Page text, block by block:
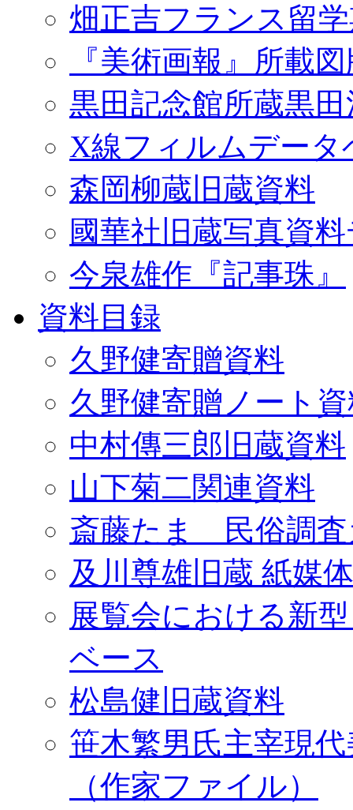
畑正吉フランス留
『美術画報』所載
黒田記念館所蔵黒
X線フィルムデータ
森岡柳蔵旧蔵資料
國華社旧蔵写真資
今泉雄作『記事珠』
資料目録
久野健寄贈資料
久野健寄贈ノート
中村傳三郎旧蔵資料
山下菊二関連資料
斎藤たま 民俗調査
及川尊雄旧蔵 紙媒
展覧会における新
ベース
松島健旧蔵資料
笹木繁男氏主宰現
（作家ファイル）